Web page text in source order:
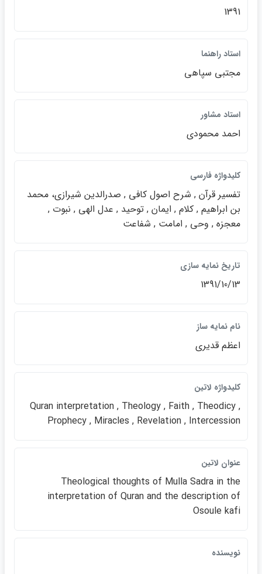
1391
استاد راهنما
مجتبي سپاهي
استاد مشاور
احمد محمودي
كليدواژه فارسي
تفسير قرآن , شرح اصول كافي , صدرالدين شيرازي، محمد
بن ابراهيم , كلام , ايمان , توحيد , عدل الهي , نبوت ,
معجزه , وحي , امامت , شفاعت
تاريخ نمايه سازي
1391/10/13
نام نمايه ساز
اعظم قديري
كليدواژه لاتين
Quran interpretation , Theology , Faith , Theodicy ,
Prophecy , Miracles , Revelation , Intercession
عنوان لاتين
Theological thoughts of Mulla Sadra in the
interpretation of Quran and the description of
Osoule kafi
نويسنده